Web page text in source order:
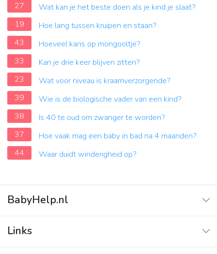
27
Wat kan je het beste doen als je kind je slaat?
19
Hoe lang tussen kruipen en staan?
43
Hoeveel kans op mongooltje?
33
Kan je drie keer blijven zitten?
23
Wat voor niveau is kraamverzorgende?
39
Wie is de biologische vader van een kind?
38
Is 40 te oud om zwanger te worden?
37
Hoe vaak mag een baby in bad na 4 maanden?
44
Waar duidt winderigheid op?
BabyHelp.nl
Vraag & Antwoord
Links